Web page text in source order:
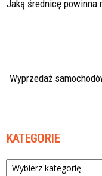
Jaką średnicę powinna
Wyprzedaż
KATEGORIE
Kategorie